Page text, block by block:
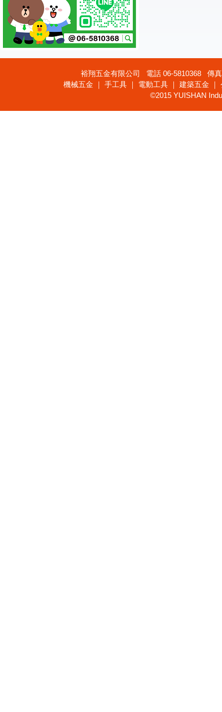
裕翔五金有限公司 電話 06-5810368 傳
機械五金 ｜ 手工具 ｜ 電動工具 ｜ 建築五金
©2015 YUISHAN